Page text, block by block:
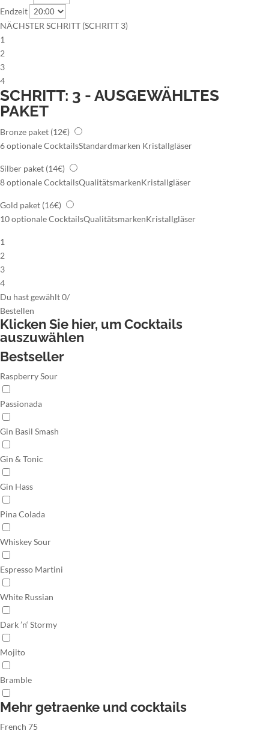
Endzeit
NÄCHSTER SCHRITT (SCHRITT 3)
1
2
3
4
SCHRITT: 3 - AUSGEWÄHLTES
PAKET
Bronze paket (12€)
6 optionale CocktailsStandardmarken Kristallgläser
Silber paket (14€)
8 optionale CocktailsQualitätsmarkenKristallgläser
Gold paket (16€)
10 optionale CocktailsQualitätsmarkenKristallgläser
1
2
3
4
Du hast gewählt0/
Bestellen
Klicken Sie hier, um Cocktails
auszuwählen
Bestseller
Raspberry Sour
Passionada
Gin Basil Smash
Gin & Tonic
Gin Hass
Pina Colada
Whiskey Sour
Espresso Martini
White Russian
Dark ’n‘ Stormy
Mojito
Bramble
Mehr getraenke und cocktails
French 75